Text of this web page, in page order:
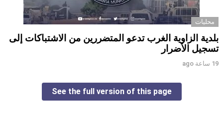
محليات
بلدية الزاوية الغرب تدعو المتضررين من الاشتباكات إلى
تسجيل الأضرار
19 ساعة ago
See the full version of this page